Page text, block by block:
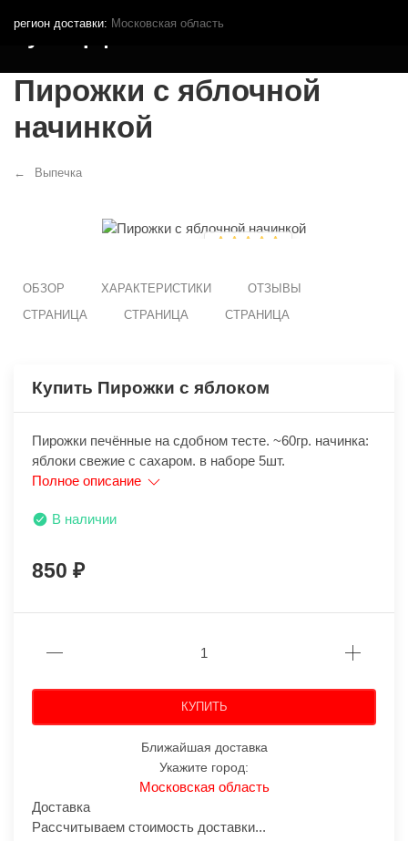
регион доставки: Московская область
Кутья.рф
Пирожки с яблочной
начинкой
Выпечка
ОБЗОР ХАРАКТЕРИСТИКИ
ОТЗЫВЫ
СТРАНИЦА
СТРАНИЦА СТРАНИЦА
Купить Пирожки с яблоком
Пирожки печённые на сдобном тесте. ~60гр. начинка:
яблоки свежие с сахаром. в наборе 5шт.
Полное описание
В наличии
850
КУПИТЬ
Ближайшая доставка
Укажите город:
Московская область
Доставка
Рассчитываем стоимость доставки...